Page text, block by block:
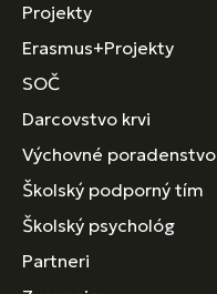
Projekty
Erasmus+Projekty
SOČ
Darcovstvo krvi
Výchovné poradenstvo
Školský podporný tím
Školský psychológ
Partneri